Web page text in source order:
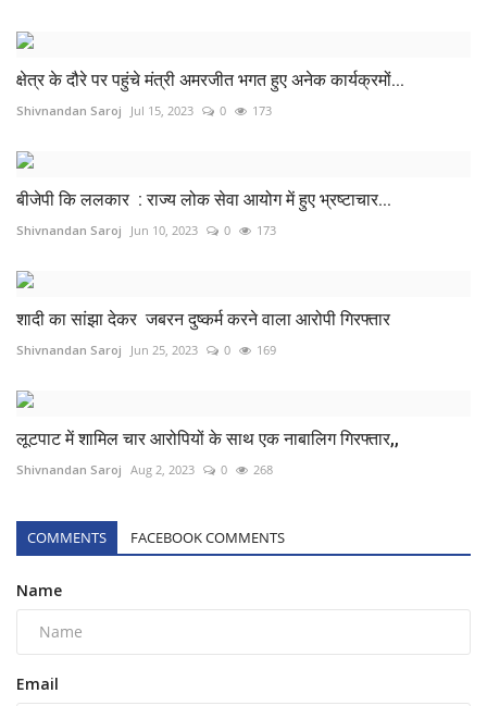
क्षेत्र के दौरे पर पहुंचे मंत्री अमरजीत भगत हुए अनेक कार्यक्रमों...
Shivnandan Saroj Jul 15, 2023 0 173
बीजेपी कि ललकार : राज्य लोक सेवा आयोग में हुए भ्रष्टाचार...
Shivnandan Saroj Jun 10, 2023 0 173
शादी का सांझा देकर जबरन दुष्कर्म करने वाला आरोपी गिरफ्तार
Shivnandan Saroj Jun 25, 2023 0 169
लूटपाट में शामिल चार आरोपियों के साथ एक नाबालिग गिरफ्तार,,
Shivnandan Saroj Aug 2, 2023 0 268
COMMENTS FACEBOOK COMMENTS
Name
Email